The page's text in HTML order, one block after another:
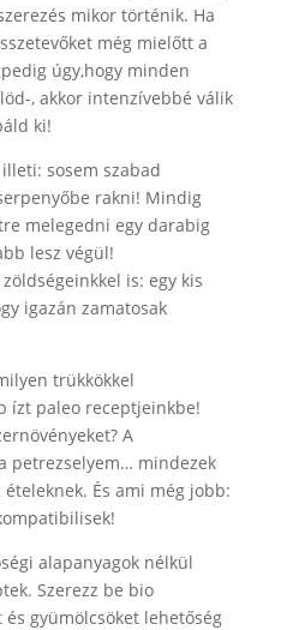
mikor történik. Ha
még mielőtt a
úgy,hogy minden
, akkor intenzívebbé válik
ki!
sosem szabad
rakni! Mindig
melegedni egy darabig
lesz végül!
is: egy kis
igazán zamatosak
trükkökkel
ízt paleo receptjeinkbe!
A
petrezselyem… mindezek
És ami még jobb:
alapanyagok nélkül
Szerezz be bio
gyümölcsöket lehetőség